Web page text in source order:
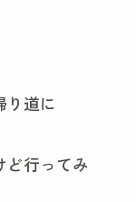
り道に
ど行ってみ